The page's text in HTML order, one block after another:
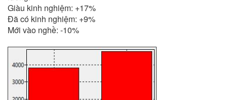
Giàu kinh nghiệm: +17%
Đã có kinh nghiệm: +9%
Mới vào nghề: -10%